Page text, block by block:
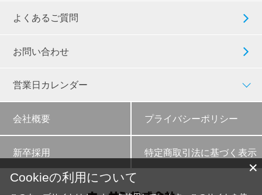
よくあるご質問
お問い合わせ
営業日カレンダー
会社概要 プライバシーポリシー
新卒採用 特定商取引法に基づく表示
✕
Cookieの利用について